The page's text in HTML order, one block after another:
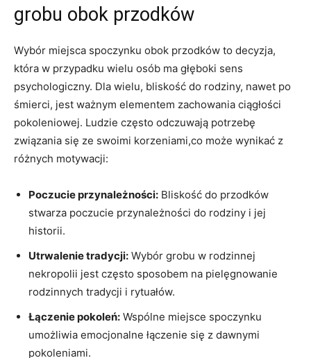
grobu obok przodków
Wybór miejsca spoczynku obok przodków to decyzja,
która w przypadku wielu osób ma głęboki sens
psychologiczny. Dla wielu, bliskość do rodziny, nawet po
śmierci, jest ważnym elementem zachowania ciągłości
pokoleniowej. Ludzie często odczuwają potrzebę
związania się ze swoimi korzeniami,co może wynikać z
różnych motywacji:
Poczucie przynależności: Bliskość do przodków
stwarza poczucie przynależności do rodziny i jej
historii.
Utrwalenie tradycji: Wybór grobu w rodzinnej
nekropolii jest często sposobem na pielęgnowanie
rodzinnych tradycji i rytuałów.
Łączenie pokoleń: Wspólne miejsce spoczynku
umożliwia emocjonalne łączenie się z dawnymi
pokoleniami.